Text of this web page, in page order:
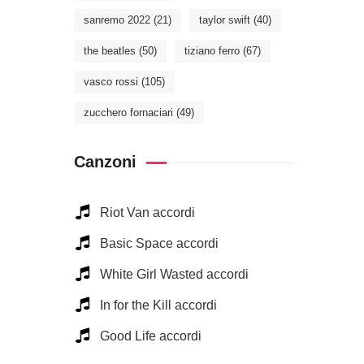
sanremo 2022 (21) taylor swift (40)
the beatles (50) tiziano ferro (67)
vasco rossi (105)
zucchero fornaciari (49)
Canzoni
Riot Van accordi
Basic Space accordi
White Girl Wasted accordi
In for the Kill accordi
Good Life accordi